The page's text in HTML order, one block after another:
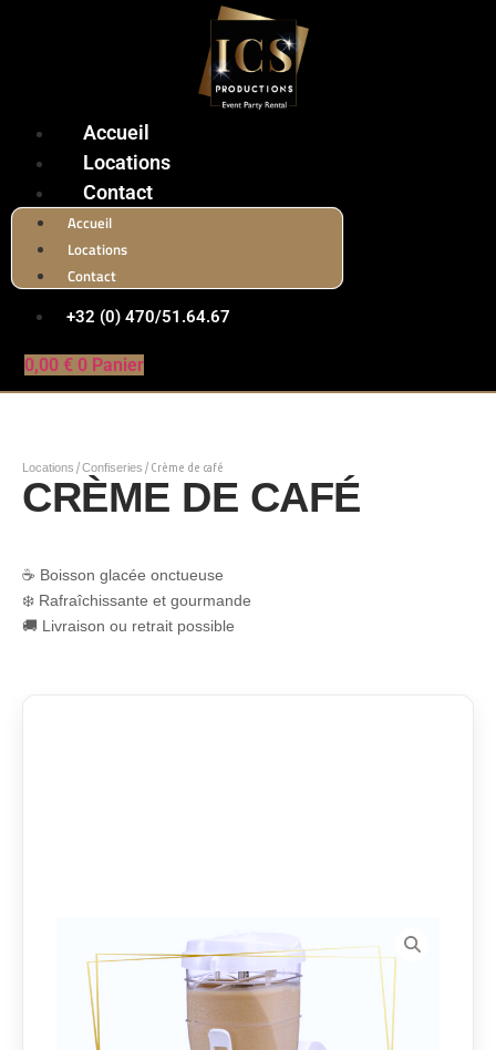
Accueil
Locations
Contact
Accueil
Locations
Contact
+32 (0) 470/51.64.67
0,00 € 0 Panier
Locations /Confiseries / Crème de café
CRÈME DE CAFÉ
☕ Boisson glacée onctueuse
❄️ Rafraîchissante et gourmande
🚚 Livraison ou retrait possible